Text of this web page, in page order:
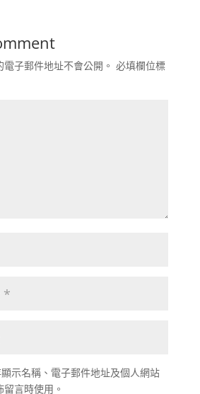
子郵件地址不會公開。 必填欄位標
示名稱、電子郵件地址及個人網站
言時使用。